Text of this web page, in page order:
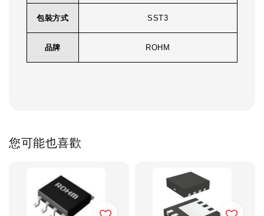
包裝方式 SST3
品牌 ROHM
您可能也喜歡